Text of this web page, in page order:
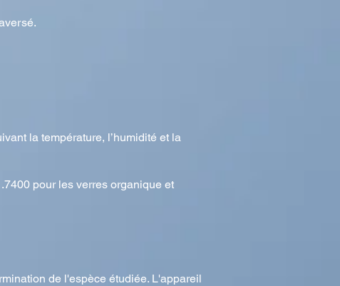
la température, l’humidité et la
pour les verres organique et
de l'espèce étudiée. L'appareil